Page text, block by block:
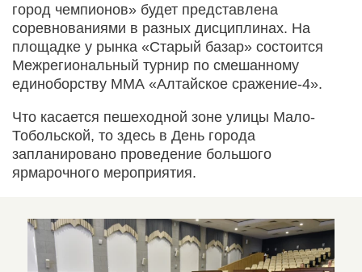
город чемпионов» будет представлена
соревнованиями в разных дисциплинах. На
площадке у рынка «Старый базар» состоится
Межрегиональный турнир по смешанному
единоборству ММА «Алтайское сражение-4».
Что касается пешеходной зоне улицы Мало-
Тобольской, то здесь в День города
запланировано проведение большого
ярмарочного мероприятия.